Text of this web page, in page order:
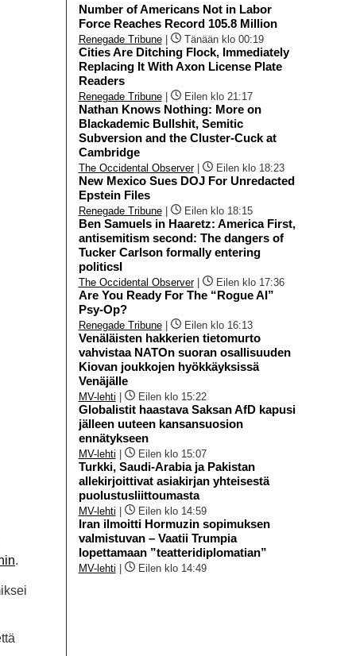
.
Number of Americans Not in Labor
Force Reaches Record 105.8 Million
Renegade Tribune| Tänään klo 00:19
Cities Are Ditching Flock, Immediately
Replacing It With Axon License Plate
Readers
Renegade Tribune| Eilen klo 21:17
Nathan Knows Nothing: More on
Blackademic Bullshit, Semitic
Subversion and the Cluster-Cuck at
Cambridge
The Occidental Observer| Eilen klo 18:23
New Mexico Sues DOJ For Unredacted
Epstein Files
Renegade Tribune| Eilen klo 18:15
Ben Samuels in Haaretz: America First,
antisemitism second: The dangers of
Tucker Carlson formally entering
politicsI
The Occidental Observer| Eilen klo 17:36
Are You Ready For The “Rogue AI”
Psy-Op?
Renegade Tribune| Eilen klo 16:13
Venäläisten hakkerien tietomurto
vahvistaa NATOn suoran osallisuuden
Kiovan joukkojen hyökkäyksissä
Venäjälle
MV-lehti Eilen klo 15:22
Globalistit haastava Saksan AfD kapusi
jälleen uuteen kansansuosion
ennätykseen
MV-lehti Eilen klo 15:07
Turkki, Saudi-Arabia ja Pakistan
allekirjoittivat asiakirjan yhteisestä
puolustusliittoumasta
MV-lehti Eilen klo 14:59
Iran ilmoitti Hormuzin sopimuksen
valmistuvan – Vaatii Trumpia
lopettamaan ”teatteridiplomatian”
MV-lehti Eilen klo 14:49